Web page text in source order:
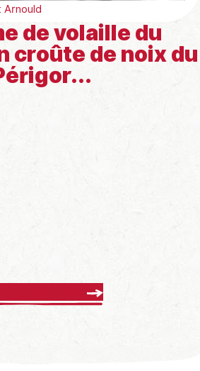
Arnould
de volaille du
croûte de noix du